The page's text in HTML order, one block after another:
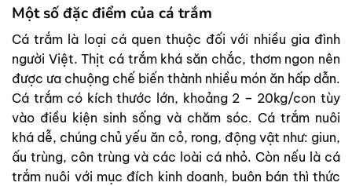
Một số đặc điểm của cá trắm
Cá trắm là loại cá quen thuộc đối với nhiều gia đình
người Việt. Thịt cá trắm khá săn chắc, thơm ngon nên
được ưa chuộng chế biến thành nhiều món ăn hấp dẫn.
Cá trắm có kích thước lớn, khoảng 2 – 20kg/con tùy
vào điều kiện sinh sống và chăm sóc. Cá trắm nuôi
khá dễ, chúng chủ yếu ăn cỏ, rong, động vật như: giun,
ấu trùng, côn trùng và các loài cá nhỏ. Còn nếu là cá
trắm nuôi với mục đích kinh doanh, buôn bán thì thức